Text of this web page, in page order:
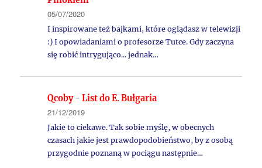
05/07/2020
I inspirowane też bajkami, które oglądasz w telewizji
:) I opowiadaniami o profesorze Tutce. Gdy zaczyna
się robić intrygująco... jednak…
Qcoby-List do E. Bułgaria
21/12/2019
Jakie to ciekawe. Tak sobie myślę, w obecnych
czasach jakie jest prawdopodobieństwo, by z osobą
przygodnie poznaną w pociągu następnie…